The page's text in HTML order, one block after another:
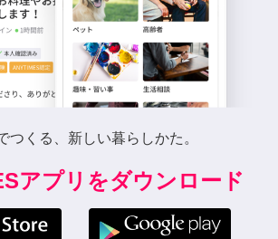
つくる、新しい暮らしかた。
アプリをダウンロード